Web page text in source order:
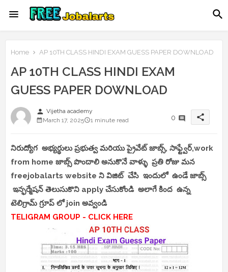
Home AP 10TH CLASS HINDI EXAM GUESS PAPER DOWNLOAD
AP 10TH CLASS HINDI EXAM
GUESS PAPER DOWNLOAD
person Vijetha academy
March 17, 2025
1 minute read 0 share
నిరుద్యోగ అభ్యర్థులు ప్రభుత్వ మరియు ప్రైవేట్ జాబ్స్, సాఫ్ట్వేర్,work
from home జాబ్స్ పొందాలి అనుకొనే వాళ్ళు ప్రతి రోజు మన
freejobalarts website ని విజిట్ చేసి ఇందులో ఉండే జాబ్స్
ఇన్ఫర్మేషన్ తెలుసుకొని apply చేసుకోండి అలాగే కింద ఉన్న
టెలిగ్రామ్ గ్రూప్ లో join అవ్వండి
TELIGRAM GROUP - CLICK HERE